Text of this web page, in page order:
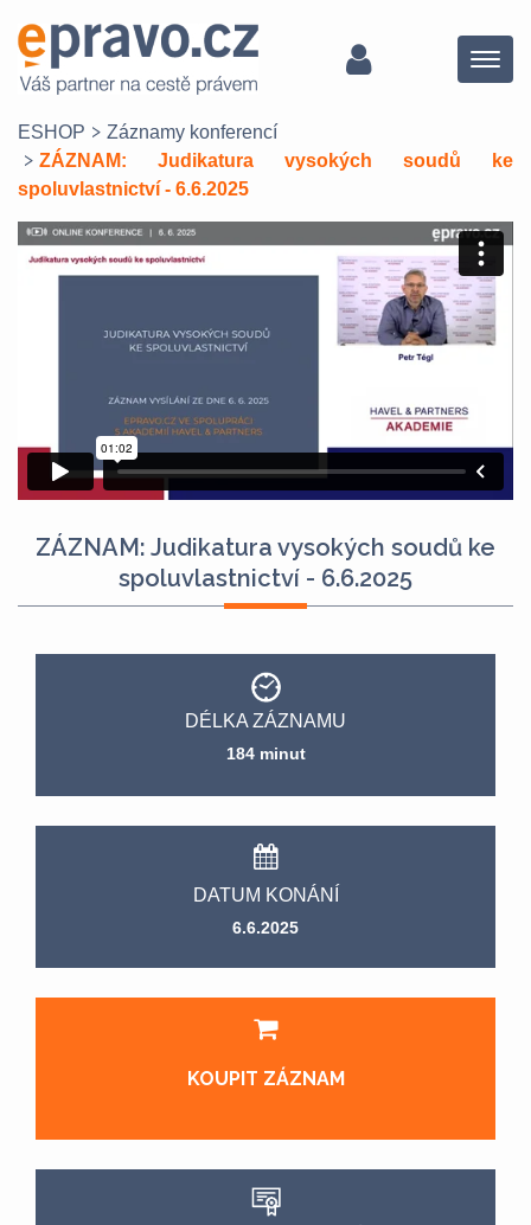
Menu
ESHOP
Záznamy konferencí
ZÁZNAM: Judikatura vysokých soudů ke
spoluvlastnictví - 6.6.2025
ZÁZNAM: Judikatura vysokých soudů ke
spoluvlastnictví - 6.6.2025
DÉLKA ZÁZNAMU
184 minut
DATUM KONÁNÍ
6.6.2025
KOUPIT ZÁZNAM